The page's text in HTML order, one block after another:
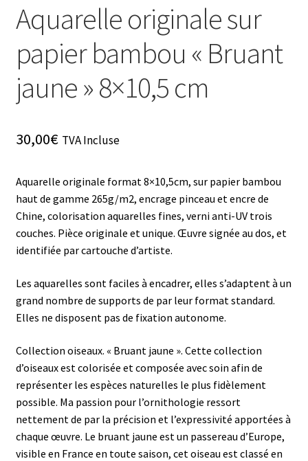
Aquarelle originale sur
papier bambou « Bruant
jaune » 8×10,5 cm
30,00€ TVA Incluse
Aquarelle originale format 8×10,5cm, sur papier bambou
haut de gamme 265g/m2, encrage pinceau et encre de
Chine, colorisation aquarelles fines, verni anti-UV trois
couches. Pièce originale et unique. Œuvre signée au dos, et
identifiée par cartouche d’artiste.
Les aquarelles sont faciles à encadrer, elles s’adaptent à un
grand nombre de supports de par leur format standard.
Elles ne disposent pas de fixation autonome.
Collection oiseaux. « Bruant jaune ». Cette collection
d’oiseaux est colorisée et composée avec soin afin de
représenter les espèces naturelles le plus fidèlement
possible. Ma passion pour l’ornithologie ressort
nettement de par la précision et l’expressivité apportées à
chaque œuvre. Le bruant jaune est un passereau d’Europe,
visible en France en toute saison, cet oiseau est classé en